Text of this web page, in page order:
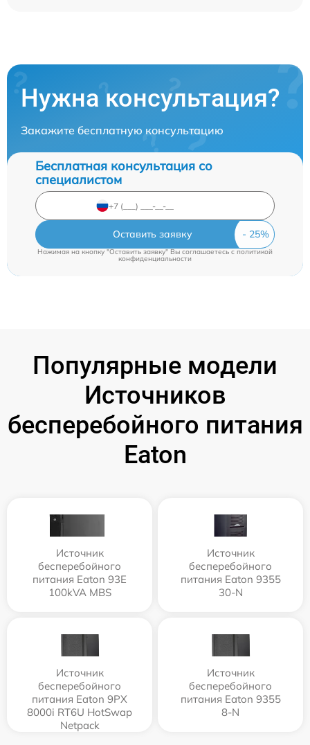
Нужна консультация?
Закажите бесплатную консультацию
Бесплатная консультация со
специалистом
Оставить заявку
Нажимая на кнопку "Оставить заявку" Вы соглашаетесь cполитикой
конфиденциальности
Популярные модели
Источников
бесперебойного питания
Eaton
Источник
бесперебойного
питания Eaton 93E
100kVA MBS
Источник
бесперебойного
питания Eaton 9355
30-N
Источник
бесперебойного
питания Eaton 9PX
8000i RT6U HotSwap
Netpack
Источник
бесперебойного
питания Eaton 9355
8-N